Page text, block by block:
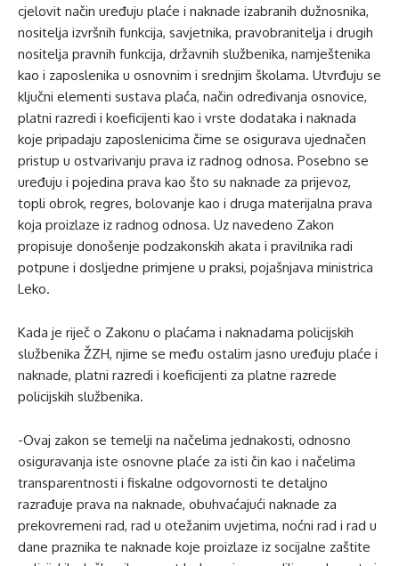
cjelovit način uređuju plaće i naknade izabranih dužnosnika,
nositelja izvršnih funkcija, savjetnika, pravobranitelja i drugih
nositelja pravnih funkcija, državnih službenika, namještenika
kao i zaposlenika u osnovnim i srednjim školama. Utvrđuju se
ključni elementi sustava plaća, način određivanja osnovice,
platni razredi i koeficijenti kao i vrste dodataka i naknada
koje pripadaju zaposlenicima čime se osigurava ujednačen
pristup u ostvarivanju prava iz radnog odnosa. Posebno se
uređuju i pojedina prava kao što su naknade za prijevoz,
topli obrok, regres, bolovanje kao i druga materijalna prava
koja proizlaze iz radnog odnosa. Uz navedeno Zakon
propisuje donošenje podzakonskih akata i pravilnika radi
potpune i dosljedne primjene u praksi, pojašnjava ministrica
Leko.
Kada je riječ o Zakonu o plaćama i naknadama policijskih
službenika ŽZH, njime se među ostalim jasno uređuju plaće i
naknade, platni razredi i koeficijenti za platne razrede
policijskih službenika.
-Ovaj zakon se temelji na načelima jednakosti, odnosno
osiguravanja iste osnovne plaće za isti čin kao i načelima
transparentnosti i fiskalne odgovornosti te detaljno
razrađuje prava na naknade, obuhvaćajući naknade za
prekovremeni rad, rad u otežanim uvjetima, noćni rad i rad u
dane praznika te naknade koje proizlaze iz socijalne zaštite